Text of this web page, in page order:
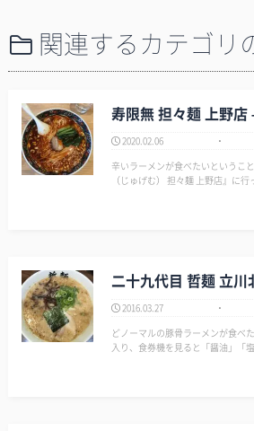
関連するカテゴリ
寿限無 担々麺 上野店
2020.02.06
辛いラーメンが食べたいというこ
（じゅげむ） 担々麺 上野店』に行った。 初来店時の前回
二十九代目 哲麺 立
2016.03.27
どノーマルの豚骨ラーメンが食べ
入り、食券機を見ると「醤油」「